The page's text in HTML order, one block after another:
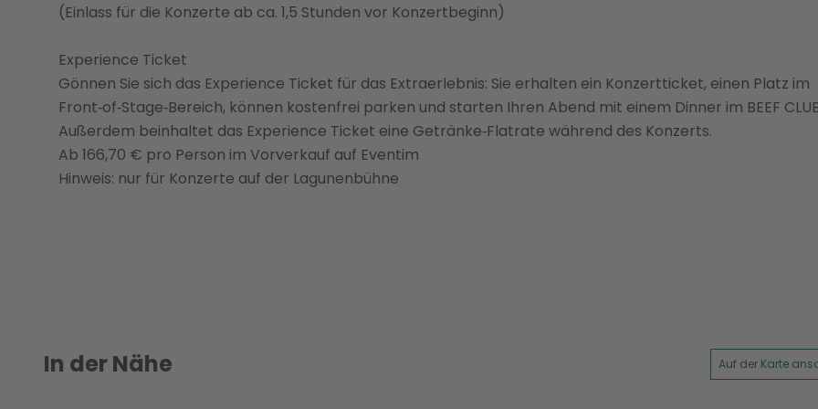
(Einlass für die Konzerte ab ca. 1,5 Stunden vor Konzertbeginn)
Experience Ticket
Gönnen Sie sich das Experience Ticket für das Extraerlebnis: Sie erhalten ein Konzertticket, einen Platz im
Front‑of‑Stage‑Bereich, können kostenfrei parken und starten Ihren Abend mit einem Dinner im BEEF
Außerdem beinhaltet das Experience Ticket eine Getränke‑Flatrate während des Konzerts.
Ab 166,70 € pro Person im Vorverkauf auf Eventim
Hinweis: nur für Konzerte auf der Lagunenbühne
In der Nähe Auf der Karte